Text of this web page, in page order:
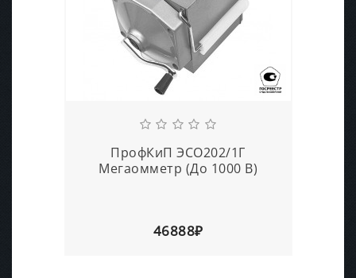
ПрофКиП ЭСО202/1Г
Мегаомметр (До 1000 В)
46888₽